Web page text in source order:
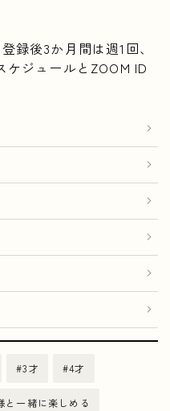
後3か月間は週1回、
ケジュールとZOOM ID
3才 4才
と一緒に楽しめる